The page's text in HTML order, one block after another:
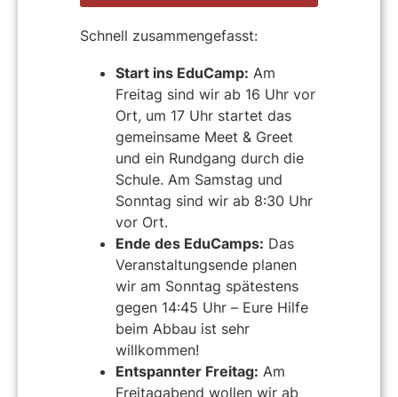
Schnell zusammengefasst:
Start ins EduCamp: Am
Freitag sind wir ab 16 Uhr vor
Ort, um 17 Uhr startet das
gemeinsame Meet & Greet
und ein Rundgang durch die
Schule. Am Samstag und
Sonntag sind wir ab 8:30 Uhr
vor Ort.
Ende des EduCamps: Das
Veranstaltungsende planen
wir am Sonntag spätestens
gegen 14:45 Uhr – Eure Hilfe
beim Abbau ist sehr
willkommen!
Entspannter Freitag: Am
Freitagabend wollen wir ab